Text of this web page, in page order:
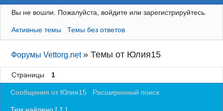
Главная
Пользователи
Правила
Поиск
Регистрация
Вход
Вы не вошли. Пожалуйста, войдите или зарегистрируйтесь.
Активные темы Темы без ответов
Форумы Vettorg.net »Темы от Юлия15
Страницы 1
Сообщения от Юлия15 Расширенный поиск